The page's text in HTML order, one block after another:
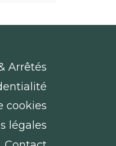
Arrêtés
cookies
légales